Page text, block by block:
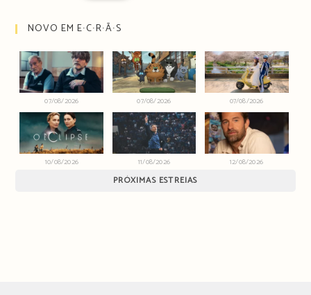
NOVO EM E∙C∙R∙Ã∙S
07/08/2026 07/08/2026 07/08/2026
10/08/2026 11/08/2026 12/08/2026
PRÓXIMAS ESTREIAS